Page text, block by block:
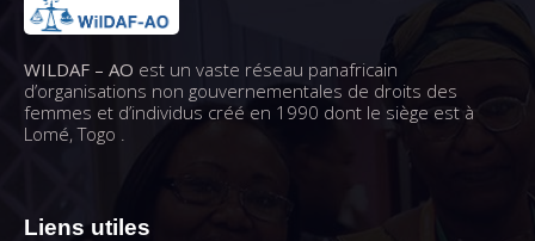
WILDAF – AO est un vaste réseau panafricain
d’organisations non gouvernementales de droits des
femmes et d’individus créé en 1990 dont le siège est à
Lomé, Togo .
Liens utiles